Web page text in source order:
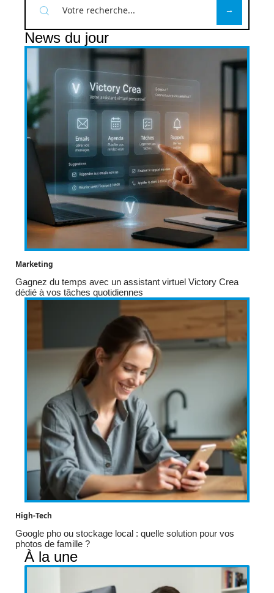
News du jour
Marketing
Gagnez du temps avec un assistant virtuel Victory Crea
dédié à vos tâches quotidiennes
High-Tech
Google pho ou stockage local : quelle solution pour vos
photos de famille ?
À la une